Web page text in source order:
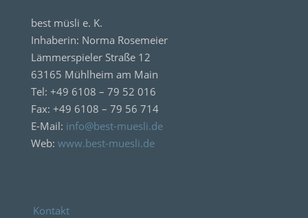
best müsli e. K.
Inhaberin: Norma Rosemeier
Lämmerspieler Straße 12
63165 Mühlheim am Main
Tel: +49 6108 – 79 52 016
Fax: +49 6108 – 79 56 714
E-Mail: info@best-muesli.de
Web: www.best-muesli.de
Kontakt